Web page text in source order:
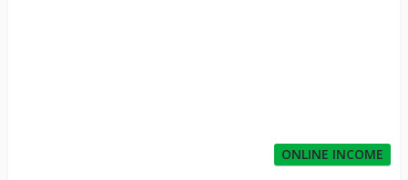
ONLINE INCOME